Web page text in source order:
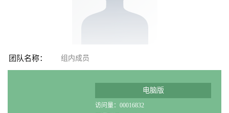
团队名称： 组内成员
电脑版
访问量：00016832